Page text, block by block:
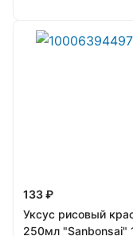
133 ₽
Уксус рисовый
250мл "Sanbonsai"